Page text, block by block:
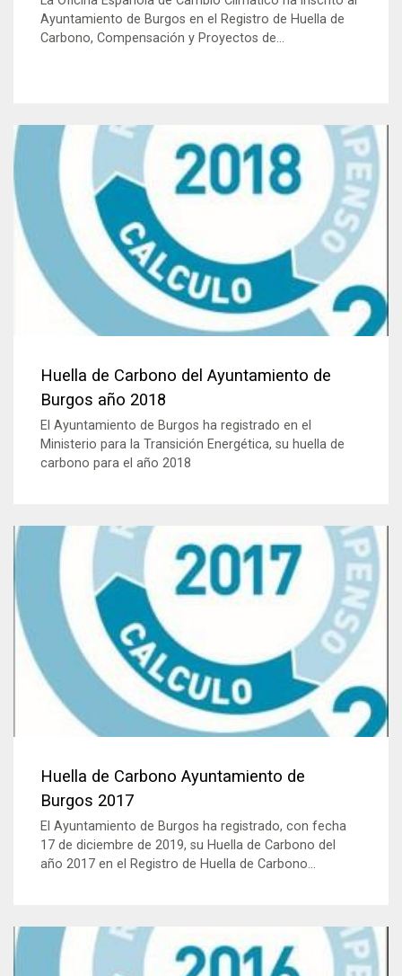
Ayuntamiento de Burgos en el Registro de Huella de
Carbono, Compensación y Proyectos de...
Huella de Carbono del Ayuntamiento de
Burgos año 2018
El Ayuntamiento de Burgos ha registrado en el
Ministerio para la Transición Energética, su huella de
carbono para el año 2018
Huella de Carbono Ayuntamiento de
Burgos 2017
El Ayuntamiento de Burgos ha registrado, con fecha
17 de diciembre de 2019, su Huella de Carbono del
año 2017 en el Registro de Huella de Carbono...